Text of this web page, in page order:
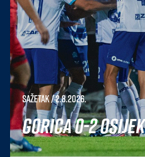
Sažetak/ 2.8.2026.
Gorica 0-2 Osijek